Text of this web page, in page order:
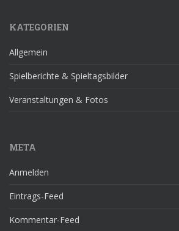
KATEGORIEN
Allgemein
Spielberichte & Spieltagsbilder
Veranstaltungen & Fotos
META
Anmelden
Eintrags-Feed
Kommentar-Feed